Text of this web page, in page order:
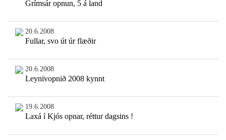
Grímsár opnun, 5 á land
20.6.2008
Fullar, svo út úr flæðir
20.6.2008
Leynivopnið 2008 kynnt
19.6.2008
Laxá í Kjós opnar, réttur dagsins !